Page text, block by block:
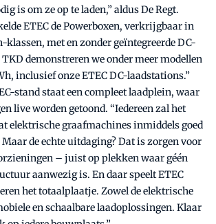
is om ze op te laden,” aldus De Regt.
ETEC de Powerboxen, verkrijgbaar in
klassen, met en zonder geïntegreerde DC-
TKD demonstreren we onder meer modellen
inclusief onze ETEC DC-laadstations.”
stand staat een compleet laadplein, waar
live worden getoond. “Iedereen zal het
elektrische graafmachines inmiddels goed
de echte uitdaging? Dat is zorgen voor
– juist op plekken waar géén
aanwezig is. En daar speelt ETEC
het totaalplaatje. Zowel de elektrische
en schaalbare laadoplossingen. Klaar